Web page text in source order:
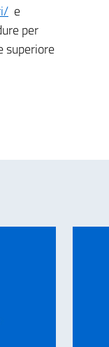
e
per
superiore